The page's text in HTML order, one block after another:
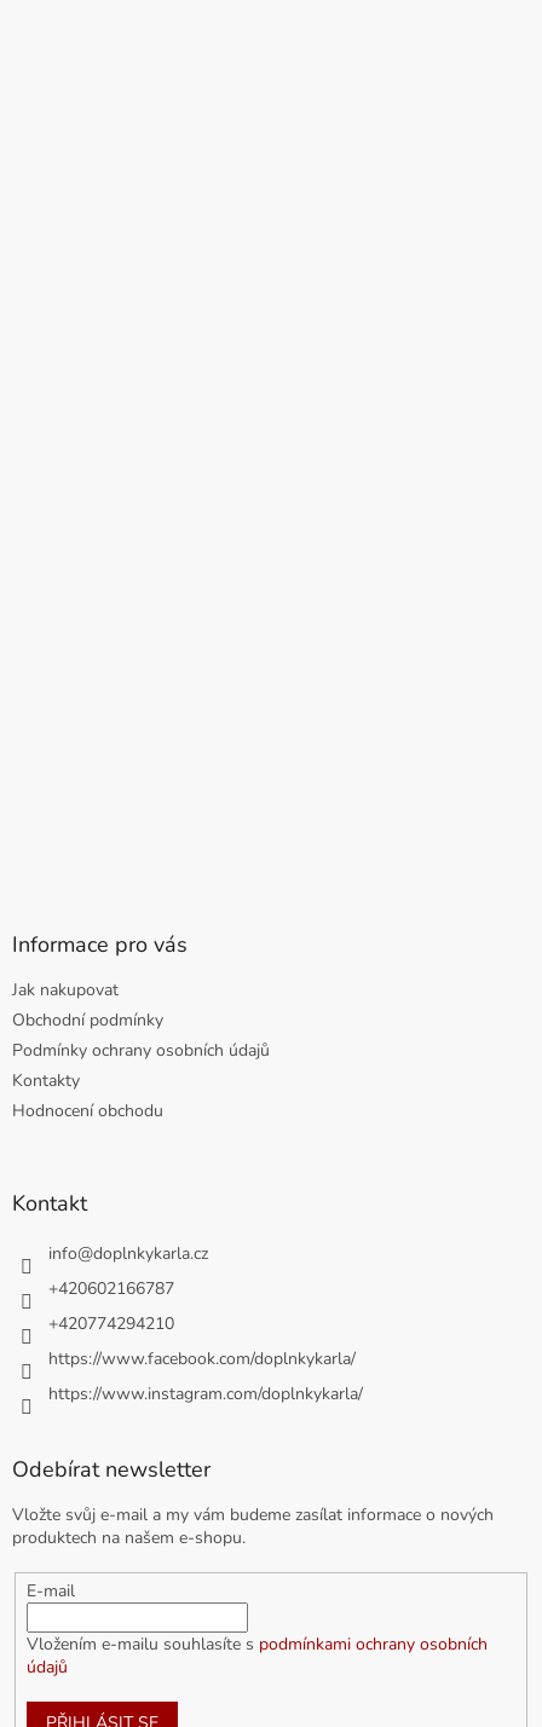
Informace pro vás
Jak nakupovat
Obchodní podmínky
Podmínky ochrany osobních údajů
Kontakty
Hodnocení obchodu
Kontakt
info@doplnkykarla.cz
+420602166787
+420774294210
https://www.facebook.com/doplnkykarla/
https://www.instagram.com/doplnkykarla/
Odebírat newsletter
Vložte svůj e-mail a my vám budeme zasílat informace o nových
produktech na našem e-shopu.
E-mail
Vložením e-mailu souhlasíte s podmínkami ochrany osobních
údajů